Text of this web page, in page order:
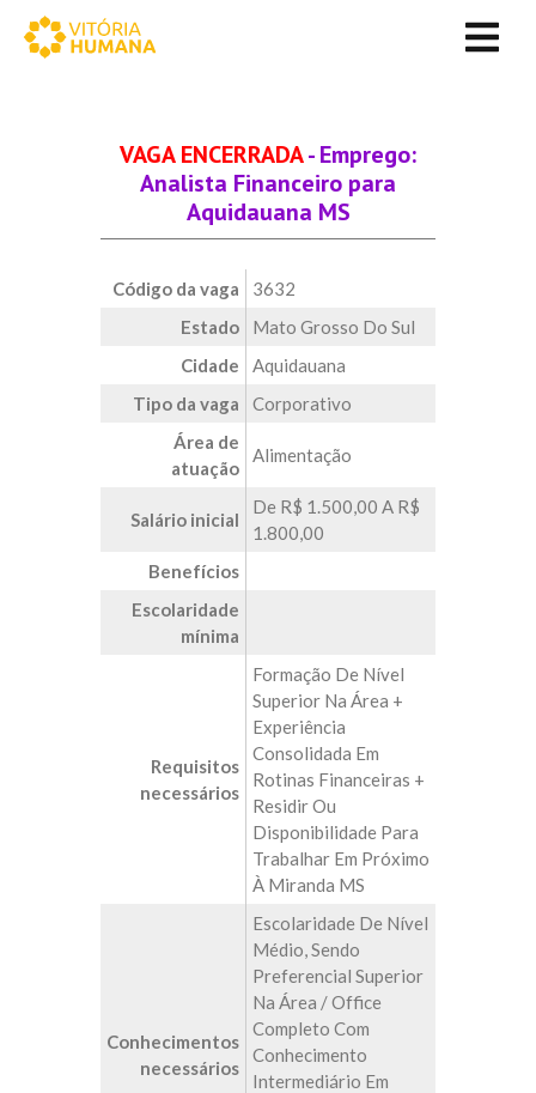
VAGA ENCERRADA- Emprego:
Analista Financeiro para
Aquidauana MS
Código da vaga
3632
Estado
Mato Grosso Do Sul
Cidade
Aquidauana
Tipo da vaga
Corporativo
Área de
atuação
Alimentação
Salário inicial
De R$ 1.500,00 A R$
1.800,00
Benefícios
Escolaridade
mínima
Requisitos
necessários
Formação De Nível
Superior Na Área +
Experiência
Consolidada Em
Rotinas Financeiras +
Residir Ou
Disponibilidade Para
Trabalhar Em Próximo
À Miranda MS
Conhecimentos
necessários
Escolaridade De Nível
Médio, Sendo
Preferencial Superior
Na Área / Office
Completo Com
Conhecimento
Intermediário Em